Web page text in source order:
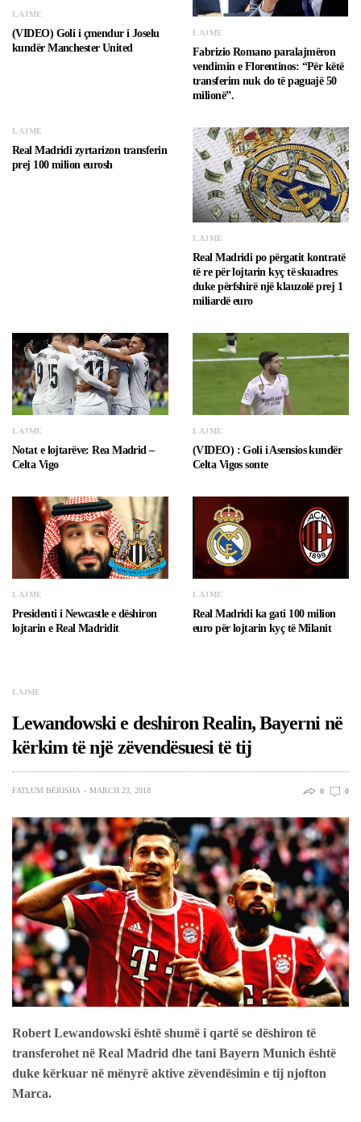
LAJME
(VIDEO) Goli i çmendur i Joselu
kundër Manchester United
LAJME
Fabrizio Romano paralajmëron
vendimin e Florentinos: “Për këtë
transferim nuk do të paguajë 50
milionë”.
LAJME
Real Madridi zyrtarizon transferin
prej 100 milion eurosh
LAJME
Real Madridi po përgatit kontratë
të re për lojtarin kyç të skuadres
duke përfshirë një klauzolë prej 1
miliardë euro
LAJME
Notat e lojtarëve: Rea Madrid –
Celta Vigo
LAJME
(VIDEO) : Goli i Asensios kundër
Celta Vigos sonte
LAJME
Presidenti i Newcastle e dëshiron
lojtarin e Real Madridit
LAJME
Real Madridi ka gati 100 milion
euro për lojtarin kyç të Milanit
LAJME
Lewandowski e deshiron Realin, Bayerni në
kërkim të një zëvendësuesi të tij
FATLUM BERISHA MARCH 23, 2018 0 0
Robert Lewandowski është shumë i qartë se dëshiron të
transferohet në Real Madrid dhe tani Bayern Munich është
duke kërkuar në mënyrë aktive zëvendësimin e tij njofton
Marca.